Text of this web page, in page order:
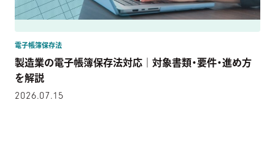
電子帳簿保存法
製造業の電子帳簿保存法対応｜対象書類・要件・進め方
を解説
2026.07.15